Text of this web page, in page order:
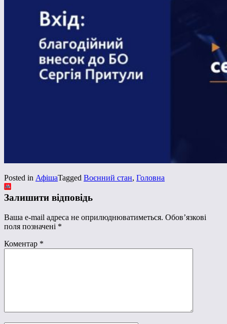
Posted in АфішаTagged Воєнний стан, Головна
Залишити відповідь
Ваша e-mail адреса не оприлюднюватиметься. Обов’язкові
поля позначені *
Коментар *